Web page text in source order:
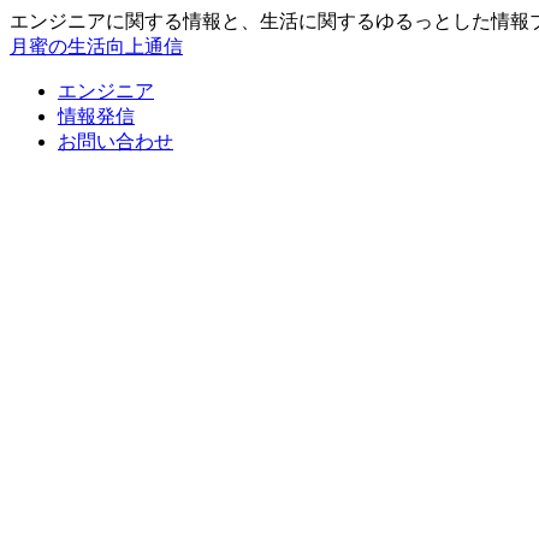
エンジニアに関する情報と、生活に関するゆるっとした情報
月蜜の生活向上通信
エンジニア
情報発信
お問い合わせ